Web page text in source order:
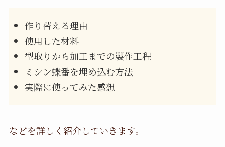
作り替える理由
使用した材料
型取りから加工までの製作工程
ミシン蝶番を埋め込む方法
実際に使ってみた感想
などを詳しく紹介していきます。